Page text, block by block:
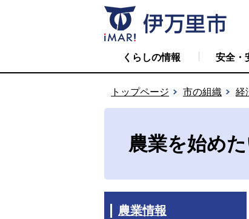
くらしの情報 安全・
トップページ 市の組織 経
農業を始め
農業情報